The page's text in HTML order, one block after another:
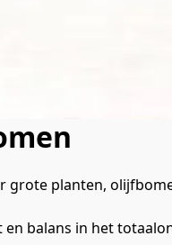
grote planten,
balans in het